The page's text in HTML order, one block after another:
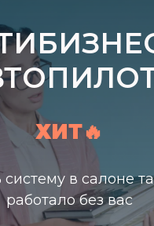
ХИТ🔥
систему в салоне
работало без вас